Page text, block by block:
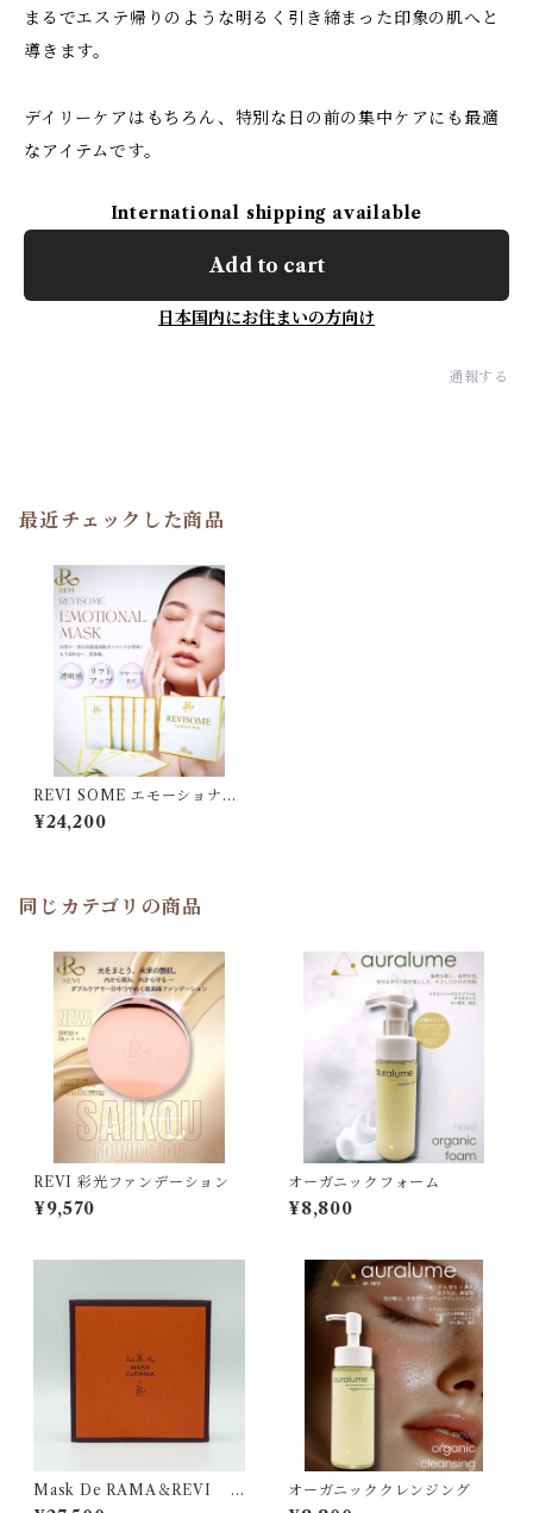
まるでエステ帰りのような明るく引き締まった印象の肌へと
導きます。
デイリーケアはもちろん、特別な日の前の集中ケアにも最適
なアイテムです。
International shipping available
Add to cart
日本国内にお住まいの方向け
通報する
最近チェックした商品
REVI SOME エモーショナル
マスク
¥24,200
同じカテゴリの商品
REVI 彩光ファンデーション
¥9,570
オーガニックフォーム
¥8,800
Mask De RAMA＆REVI C
ream Wrapping Mask
オーガニッククレンジング